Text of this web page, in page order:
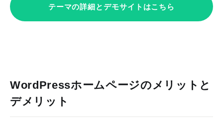
テーマの詳細とデモサイトはこちら
WordPressホームページのメリットと
デメリット